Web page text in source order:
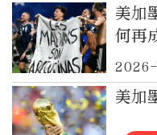
美加
何再
美加